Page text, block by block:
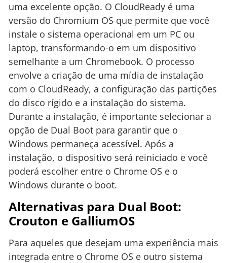
uma excelente opção. O CloudReady é uma
versão do Chromium OS que permite que você
instale o sistema operacional em um PC ou
laptop, transformando-o em um dispositivo
semelhante a um Chromebook. O processo
envolve a criação de uma mídia de instalação
com o CloudReady, a configuração das partições
do disco rígido e a instalação do sistema.
Durante a instalação, é importante selecionar a
opção de Dual Boot para garantir que o
Windows permaneça acessível. Após a
instalação, o dispositivo será reiniciado e você
poderá escolher entre o Chrome OS e o
Windows durante o boot.
Alternativas para Dual Boot:
Crouton e GalliumOS
Para aqueles que desejam uma experiência mais
integrada entre o Chrome OS e outro sistema